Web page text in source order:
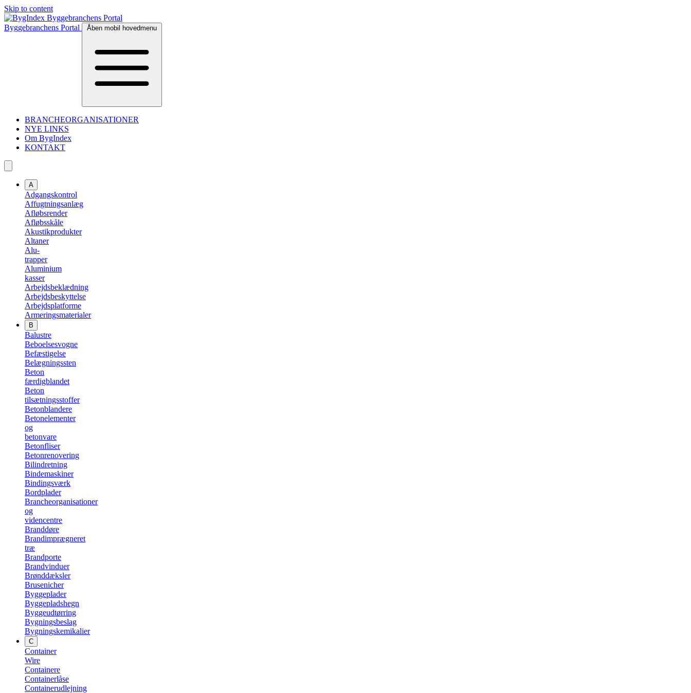
Skip to content
Byggebranchens Portal Åben mobil hovedmenu
BRANCHEORGANISATIONER
NYE LINKS
Om BygIndex
KONTAKT
A
Adgangskontrol
Affugtningsanlæg
Afløbsrender
Afløbsskåle
Akustikprodukter
Altaner
Alu-
trapper
Aluminium
kasser
Arbejdsbeklædning
Arbejdsbeskyttelse
Arbejdsplatforme
Armeringsmaterialer
B
Balustre
Beboelsesvogne
Befæstigelse
Belægningssten
Beton
færdigblandet
Beton
tilsætningsstoffer
Betonblandere
Betonelementer
og
betonvare
Betonfliser
Betonrenovering
Bilindretning
Bindemaskiner
Bindingsværk
Bordplader
Brancheorganisationer
og
videncentre
Branddøre
Brandimprægneret
træ
Brandporte
Brandvinduer
Brønddæksler
Brusenicher
Byggeplader
Byggepladshegn
Byggeudtørring
Bygningsbeslag
Bygningskemikalier
C
Container
Wire
Containere
Containerlåse
Containerudlejning